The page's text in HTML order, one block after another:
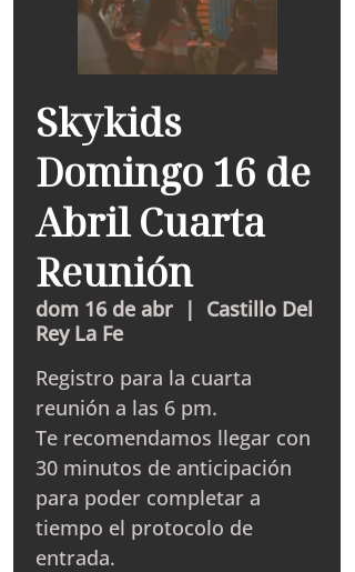
Skykids
Domingo 16 de
Abril Cuarta
Reunión
dom 16 de abr
  |
Castillo Del
Rey La Fe
Registro para la cuarta
reunión a las 6 pm.
Te recomendamos llegar con
30 minutos de anticipación
para poder completar a
tiempo el protocolo de
entrada.